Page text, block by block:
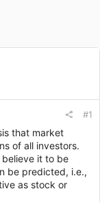
#1
that market
of all investors.
it to be
be predicted, i.e.,
as stock or